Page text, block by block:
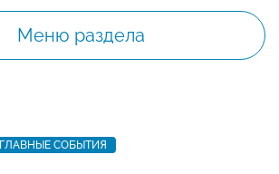
Меню раздела
ГЛАВНЫЕ СОБЫТИЯ